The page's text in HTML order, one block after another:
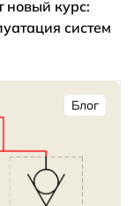
новый курс:
систем
Блог